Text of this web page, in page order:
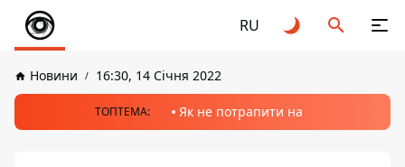
RU
Новини 16:30, 14 Січня 2022
ТОПТЕМА: Як не потрапити на